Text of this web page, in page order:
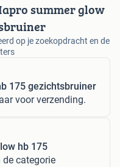
summer glow
op je zoekopdracht en de
175 gezichtsbruiner
voor verzending.
hb 175
de categorie